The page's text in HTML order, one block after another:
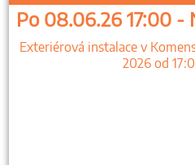
Po 08.06.26 17:00 -
Exteriérová instalace v
2026 od